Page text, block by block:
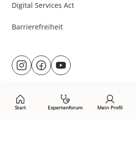
Start Expertenforum Mein Profil
Digital Services Act
Barrierefreiheit
Besuche
uns@rund.ums.baby
facebook.com/
youtube.com/